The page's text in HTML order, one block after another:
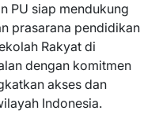
PU siap mendukung
prasarana pendidikan
Rakyat di
dengan komitmen
akses dan
Indonesia.